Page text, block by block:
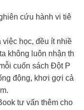
cứu hành vi tiê
học, đều ít nhiề
không luôn nhận th
cuốn sách Đột P
động, khơi gợi cả
tư vấn thêm cho